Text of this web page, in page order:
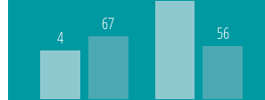
4
67 56